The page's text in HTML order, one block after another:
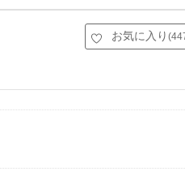
稿キャンペーン
ランド調査
みん
28
お気に入り (